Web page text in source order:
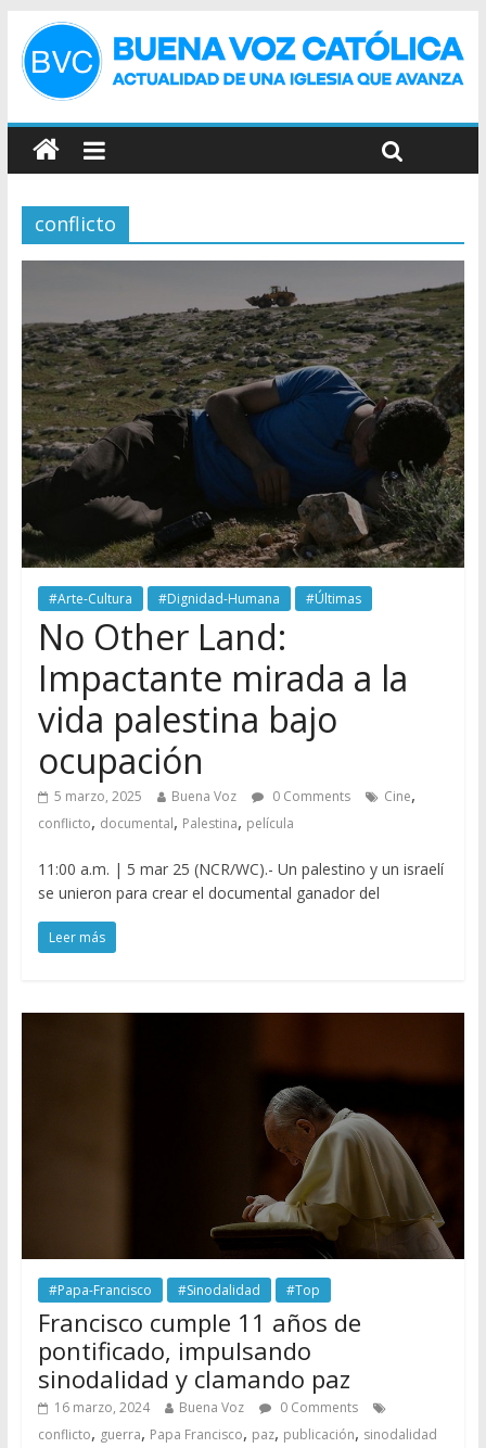
conflicto
#Arte-Cultura #Dignidad-Humana #Últimas
No Other Land:
Impactante mirada a la
vida palestina bajo
ocupación
5 marzo, 2025 Buena Voz 0 Comments Cine,
conflicto, documental, Palestina, película
11:00 a.m. | 5 mar 25 (NCR/WC).- Un palestino y un israelí
se unieron para crear el documental ganador del
Leer más
#Papa-Francisco #Sinodalidad #Top
Francisco cumple 11 años de
pontificado, impulsando
sinodalidad y clamando paz
16 marzo, 2024 Buena Voz
0 Comments
conflicto, guerra, Papa Francisco, paz, publicación, sinodalidad